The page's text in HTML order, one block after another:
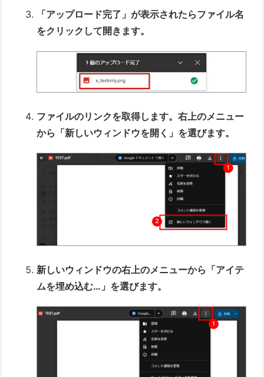
「アップロード完了」が表示されたらファイル名
をクリックして開きます。
ファイルのリンクを取得します。右上のメニュー
から「新しいウィンドウを開く」を選びます。
新しいウィンドウの右上のメニューから「アイテ
ムを埋め込む…」を選びます。